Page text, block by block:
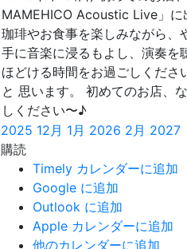
MAMEHICO Acoustic Live」に
珈琲やお食事を楽しみながら
手に音楽に浸るもよし、演奏を
ほどける時間をお過ごしくださ
と 思います。 初めてのお店、
しください〜♪
2025 12月 1月 2026 2月 2027
購読
Timely カレンダーに追加
Google に追加
Outlook に追加
Apple カレンダーに追加
他のカレンダーに追加